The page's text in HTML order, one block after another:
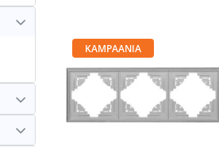
KAMPAANIA